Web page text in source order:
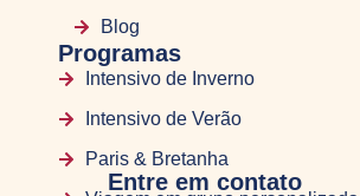
Blog
Programas
Intensivo de Inverno
Intensivo de Verão
Paris & Bretanha
Entre em contato